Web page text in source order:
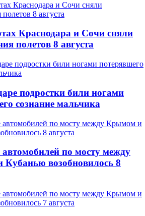
Краснодара и Сочи сняли
полетов 8 августа
подростки били ногами
сознание мальчика
по мосту между
возобновилось 8